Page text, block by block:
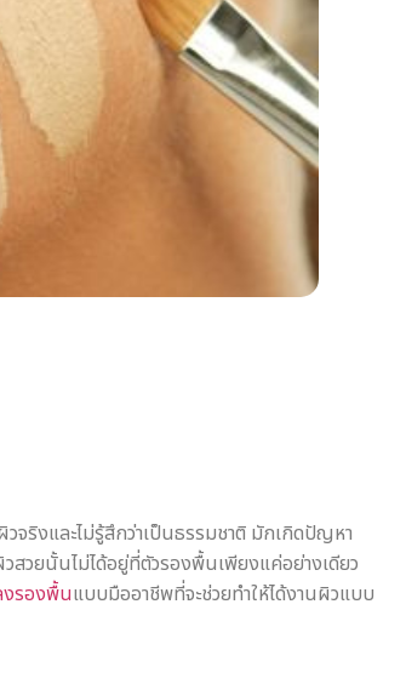
ริงและไม่รู้สึกว่าเป็นธรรมชาติ มักเกิดปัญหา
วยนั้นไม่ได้อยู่ที่ตัวรองพื้นเพียงแค่อย่างเดียว
รองพื้นแบบมืออาชีพที่จะช่วยทำให้ได้งานผิวแบบ